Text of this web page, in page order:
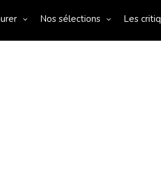
Nos sélections Les